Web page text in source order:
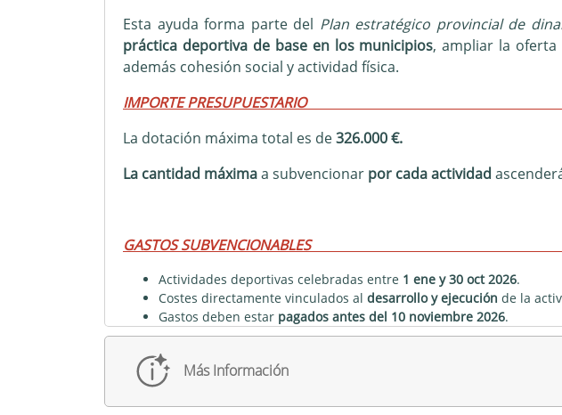
Esta ayuda forma parte del Plan estratégico provincial de
práctica deportiva de base en los municipios, ampliar la oferta
además cohesión social y actividad física.
IMPORTE PRESUPUESTARIO
La dotación máxima total es de326.000 €.
La cantidad máximaa subvencionar por cada actividad
GASTOS SUBVENCIONABLES
Actividades deportivas celebradas entre 1 ene y 30 oct 2026.
Costes directamente vinculados al desarrollo y ejecución de la
Gastos deben estar pagados antes del 10 noviembre 2026.
Máximo subvención por actividad:900 €(impuestos incluidos).
No se admite pago en metálico
Se excluyen gastos como desplazamientos, alojamiento, catering
Más Información